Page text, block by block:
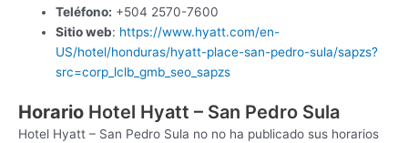
Teléfono: +504 2570-7600
Sitio web: https://www.hyatt.com/en-
US/hotel/honduras/hyatt-place-san-pedro-sula/sapzs?
src=corp_lclb_gmb_seo_sapzs
Horario Hotel Hyatt – San Pedro Sula
Hotel Hyatt – San Pedro Sula no no ha publicado sus horarios